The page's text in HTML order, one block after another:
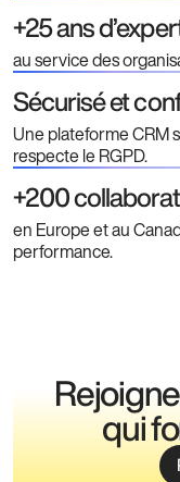
+25 ans
au service des
Sécurisé et
Une plateforme CRM
respecte le RGPD.
+200
en Europe et au
performance.
qui